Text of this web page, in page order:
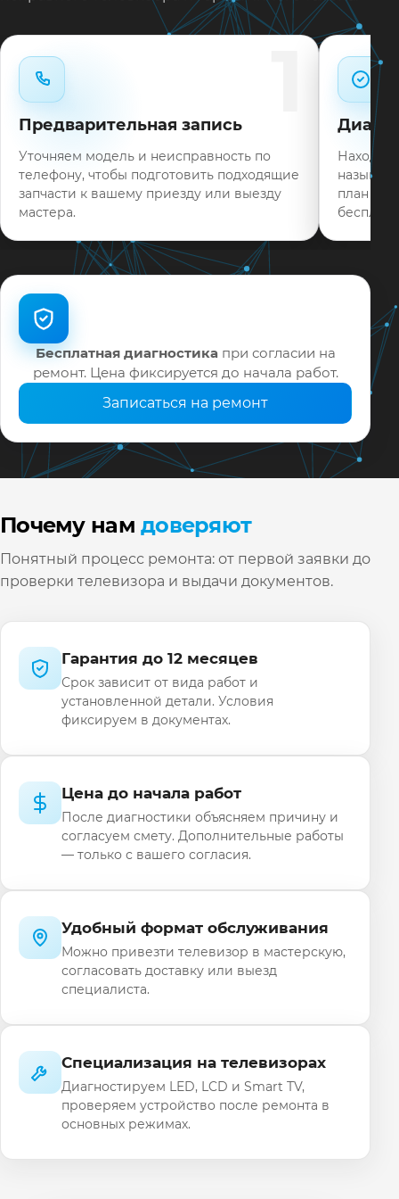
Типовые неисправности при наличии деталей
Нужен ремонт LG 65EG960V в Краснодаре?
Оставьте заявку или позвоните: укажите
симптомы — подскажем ориентир по сроку и
запишем на диагностику в мастерской или с
выездом на дом.
На выполненные работы выдаём документы и
гарантию до 12 месяцев.
Предварительная запись
Уточняем модель и неисправность по
телефону, чтобы подготовить подходящие
запчасти к вашему приезду или выезду
мастера.
Находим
план
Бесплатная диагностика при согласии на
ремонт. Цена фиксируется до начала работ.
Записаться на ремонт
Почему намдоверяют
Понятный процесс ремонта: от первой заявки до
проверки телевизора и выдачи документов.
Гарантия до 12 месяцев
Срок зависит от вида работ и
установленной детали. Условия
фиксируем в документах.
Цена до начала работ
После диагностики объясняем причину и
согласуем смету. Дополнительные работы
— только с вашего согласия.
Удобный формат обслуживания
Можно привезти телевизор в мастерскую,
согласовать доставку или выезд
специалиста.
Специализация на телевизорах
Диагностируем LED, LCD и Smart TV,
проверяем устройство после ремонта в
основных режимах.